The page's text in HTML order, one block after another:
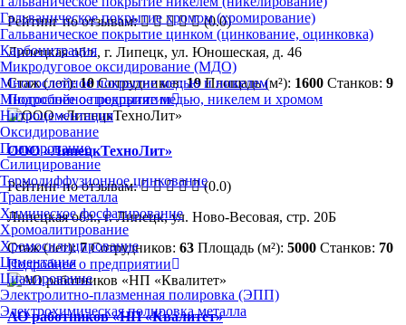
Гальваническое покрытие хромом (хромирование)
Гальваническое покрытие цинком (цинкование, оцинковка)
Карбонитрация
Микродуговое оксидирование (МДО)
Многослойное покрытие медью и никелем
Многослойное покрытие медью, никелем и хромом
Нитроцементация
Оксидирование
Плакирование
Силицирование
Термодиффузионное цинкование
Травление металла
Химическое фосфатирование
Хромоалитирование
Хромосилицирование
Цементация
Цианирование
Электролитно-плазменная полировка (ЭПП)
Электрохимическая полировка металла
Рейтинг по отзывам:
(0.0)
Липецкая обл., г. Липецк, ул. Юношеская, д. 46
Стаж (лет):10 Сотрудников:19 Площадь (м²): 1600 Станков: 9
Подробнее о предприятии
ООО «ЛипецкТехноЛит»
Рейтинг по отзывам:
(0.0)
Липецкая обл., г. Липецк, ул. Ново-Весовая, стр. 20Б
Стаж (лет):7 Сотрудников: 63 Площадь (м²): 5000 Станков: 70
Подробнее о предприятии
АО работников «НП «Квалитет»